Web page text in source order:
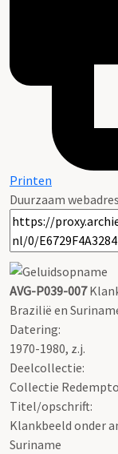
Printen
Duurzaam webadres
AVG-P039-007
Brazilië en
Datering:
1970-1980, z.j.
Deelcollectie:
Collectie
Titel/opschrift:
Klankbeeld onder
Suriname